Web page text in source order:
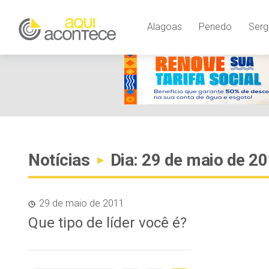
Alagoas Penedo
Notícias ▸ Dia: 29 de maio de
29 de maio de 2011
Que tipo de líder você é?